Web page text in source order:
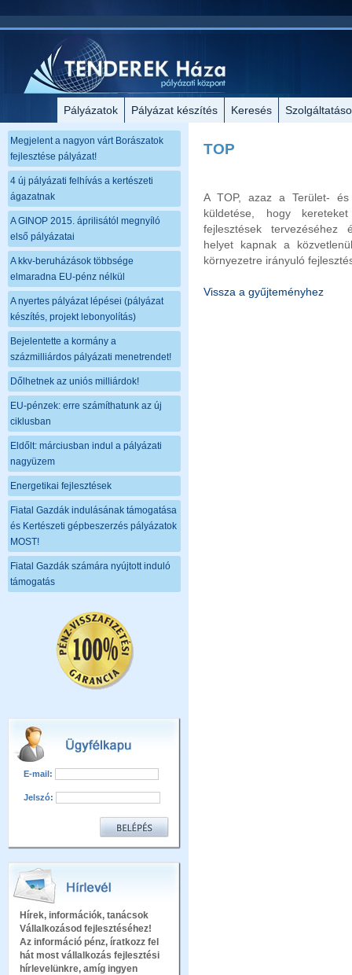
Pályázatok Pályázat készítés Keresés
Megjelent a nagyon várt Borászatok
fejlesztése pályázat!
4 új pályázati felhívás a kertészeti
ágazatnak
A GINOP 2015. áprilisától megnyíló
első pályázatai
A kkv-beruházások többsége
elmaradna EU-pénz nélkül
A nyertes pályázat lépései (pályázat
készítés, projekt lebonyolítás)
Bejelentette a kormány a
százmilliárdos pályázati menetrendet!
Dőlhetnek az uniós milliárdok!
EU-pénzek: erre számíthatunk az új
ciklusban
Eldőlt: márciusban indul a pályázati
nagyüzem
Energetikai fejlesztések
Fiatal Gazdák indulásának támogatása
és Kertészeti gépbeszerzés pályázatok
MOST!
Fiatal Gazdák számára nyújtott induló
támogatás
E-mail:
Jelszó:
Hírek, információk, tanácsok
Vállalkozásod fejlesztéséhez!
Az információ pénz, íratkozz fel
hát most vállalkozás fejlesztési
hírlevelünkre, amíg ingyen
TOP
A TOP, azaz a Terület- és
küldetése, hogy
fejlesztések tervezéséhez
helyet kapnak a
környezetre irányuló
Vissza a gyűjteményhez